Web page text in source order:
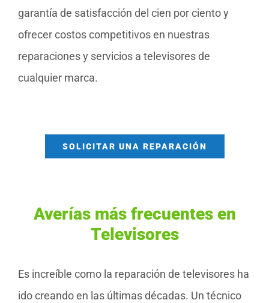
garantía de satisfacción del cien por ciento y
ofrecer costos competitivos en nuestras
reparaciones y servicios a televisores de
cualquier marca.
SOLICITAR UNA REPARACIÓN
Averías más frecuentes en
Televisores
Es increíble como la reparación de televisores ha
ido creando en las últimas décadas. Un técnico